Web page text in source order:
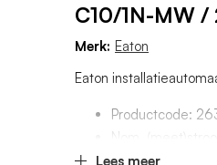
C10/1N-MW /
Merk: Eaton
Eaton
Productcode:
Nom.
Lees meer